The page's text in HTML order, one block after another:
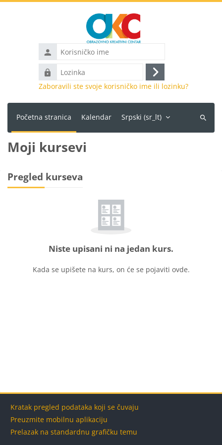
Korisničko
ime
Lozinka
Prijava
Zaboravili ste svoje korisničko ime ili lozinku?
Početna stranica Kalendar Srpski ‎(sr_lt)‎
Pretraži
kurseve
Moji kursevi
Gladni blokovi
Preskoči Pregled kurseva
Pregled kurseva
Niste upisani ni na jedan kurs.
Kada se upišete na kurs, on će se pojaviti ovde.
Blokovi
Blokovi
Blokovi
Blokovi
Kratak pregled podataka koji se čuvaju
Preuzmite mobilnu aplikaciju
Prelazak na standardnu grafičku temu